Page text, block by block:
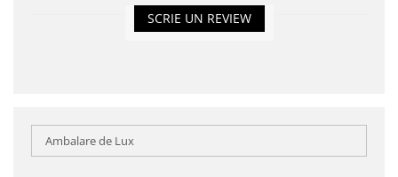
SCRIE UN REVIEW
Ambalare de Lux